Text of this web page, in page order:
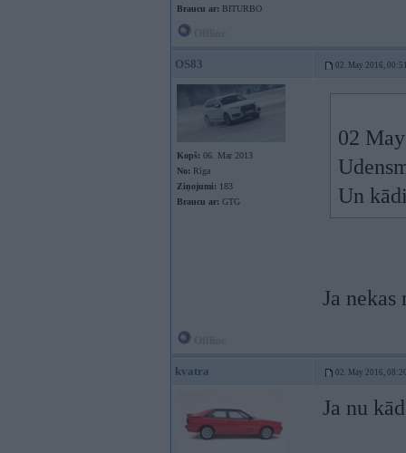
Braucu ar: BITURBO
OS83 02. May 2016,
Kopš: 06. Mar 2013
No: Rīga
Ziņojumi: 183
Braucu ar: GTG
02
Un
Ja
kvatra 02. May 2016,
Ja nu